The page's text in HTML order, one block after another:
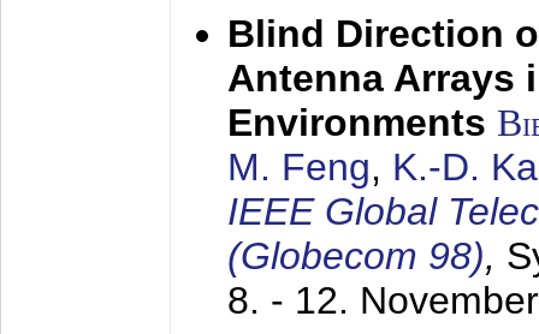
Blind Direction
Antenna Arrays
Environments
M. Feng, K.-D.
IEEE Global
(Globecom 98),
8. - 12.